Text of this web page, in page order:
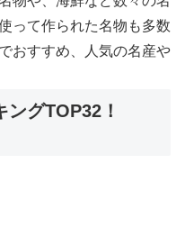
って作られた名物も多数
おすすめ、人気の名産や
グTOP32！